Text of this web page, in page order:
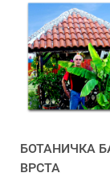
БОТАНИЧКА
ВРСТА